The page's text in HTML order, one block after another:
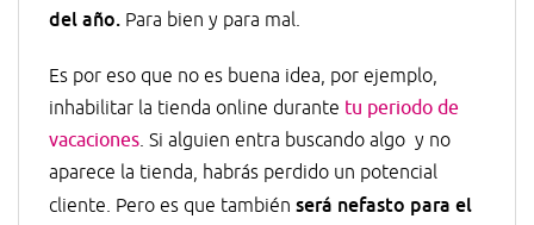
del año. Para bien y para mal.
Es por eso que no es buena idea, por ejemplo,
inhabilitar la tienda online durante tu periodo de
vacaciones. Si alguien entra buscando algo y no
aparece la tienda, habrás perdido un potencial
cliente. Pero es que también será nefasto para el